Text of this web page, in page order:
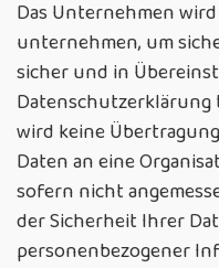
Das Unternehmen
unternehmen, um
sicher und in
Datenschutzerklärung
wird keine
Daten an eine
sofern nicht
der Sicherheit Ihrer
personenbezogener